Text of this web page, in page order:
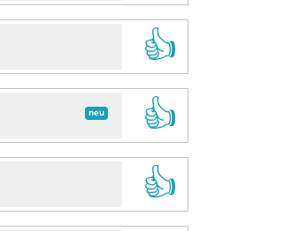
👍
neu
👍
👍